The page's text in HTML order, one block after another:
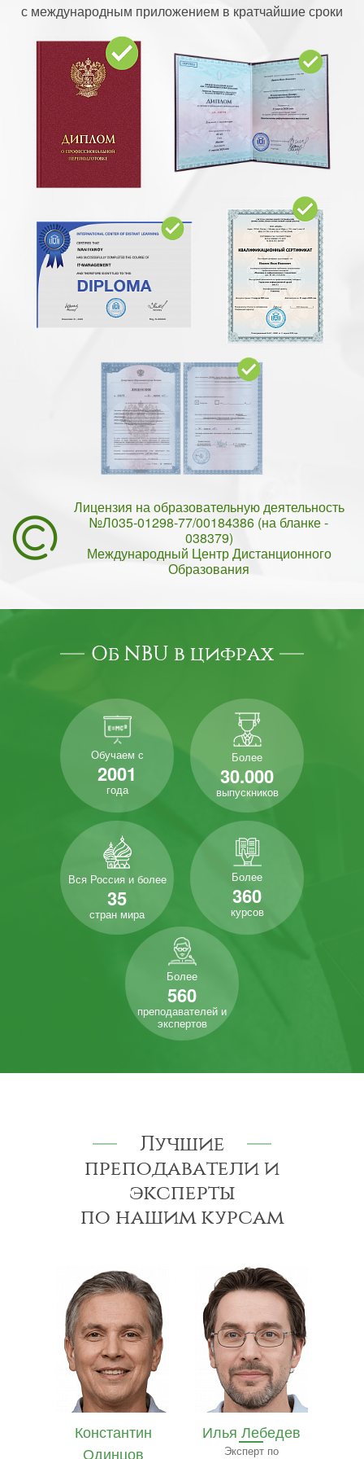
с международным приложением в кратчайшие сроки
Лицензия на образовательную деятельность
№Л035-01298-77/00184386 (на бланке -
038379)
Международный Центр Дистанционного
Образования
Об NBU в цифрах
Обучаем с
2001
года
Более
30.000
выпускников
Вся Россия и более
35
стран мира
Более
360
курсов
Более
560
преподавателей и
экспертов
Лучшие
преподаватели и
эксперты
по нашим курсам
Илья Лебедев
Эксперт по
Иван Лазарев
Специалист в области